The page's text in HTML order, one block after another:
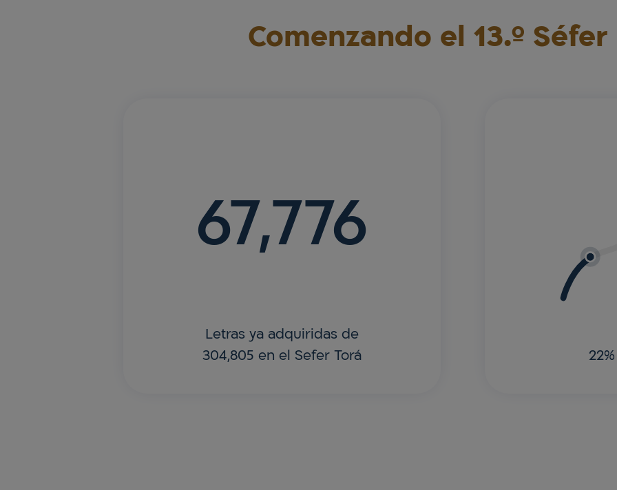
Comenzando el 13.º Séfer
67,776
Letras ya adquiridas de
304,805 en el Sefer Torá